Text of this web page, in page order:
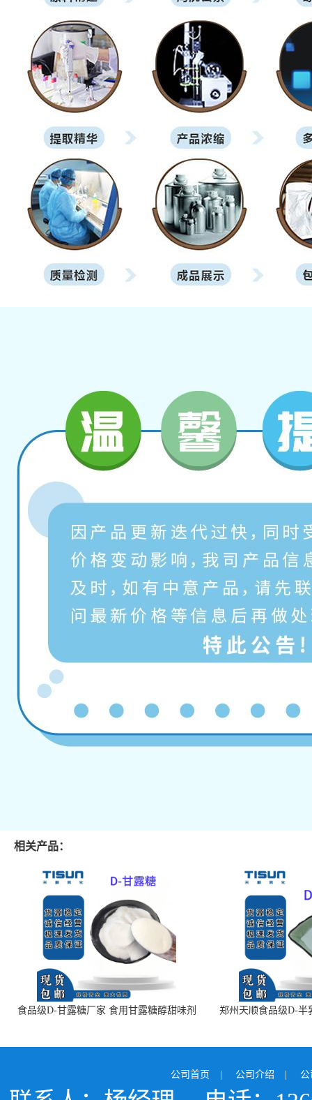
相关产品：
食品级D-甘露糖厂家 食用甘露糖醇甜味剂
郑州天顺食品级D-半
公司首页 | 公司介绍 |